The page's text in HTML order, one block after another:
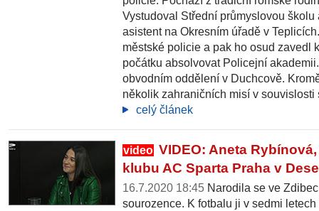
Vystudoval Střední průmyslovou
asistent na Okresním úřadě v
městské policie a pak ho osud zavedl
počátku absolvovat Policejní
obvodním oddělení v Duchcově.
několik zahraničních misí v souvislosti
celý článek
video VIDEO: Aneta
klubu AC Sparta Praha v
16.7.2020 18:45 Narodila se ve
sourozence. K fotbalu ji v sedmi